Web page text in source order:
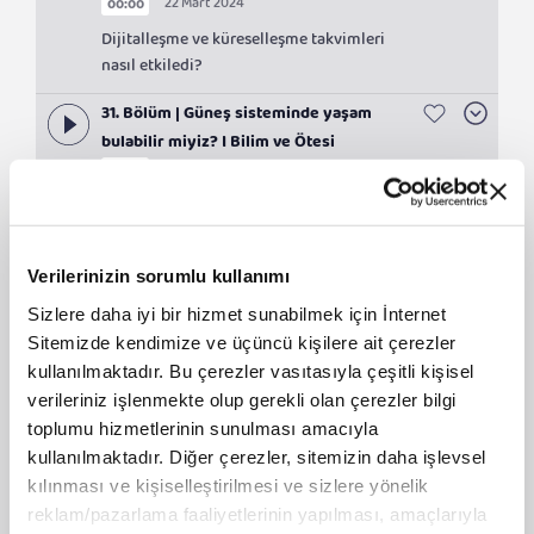
Verilerinizin sorumlu kullanımı
Sizlere daha iyi bir hizmet sunabilmek için İnternet
Sitemizde kendimize ve üçüncü kişilere ait çerezler
kullanılmaktadır. Bu çerezler vasıtasıyla çeşitli kişisel
verileriniz işlenmekte olup gerekli olan çerezler bilgi
toplumu hizmetlerinin sunulması amacıyla
kullanılmaktadır. Diğer çerezler, sitemizin daha işlevsel
kılınması ve kişiselleştirilmesi ve sizlere yönelik
reklam/pazarlama faaliyetlerinin yapılması, amaçlarıyla
00:00 22 Mart 2024
Dijitalleşme ve küreselleşme takvimleri
nasıl etkiledi?
31. Bölüm | Güneş sisteminde yaşam
bulabilir miyiz? I Bilim ve Ötesi
Dünya dışında bir yerde yaşam mümkün
mü?
30. Bölüm | Patent nedir ve neden
önemlidir? I Bilim ve Ötesi
00:00 21 Mart 2024
Patent başvuru sürecinde dikkat
edilmesi gerekenler nelerdir?
29. Bölüm | Teknoloji çağında bilim
eğitimi I Bilim ve Ötesi
00:00 21 Mart 2024